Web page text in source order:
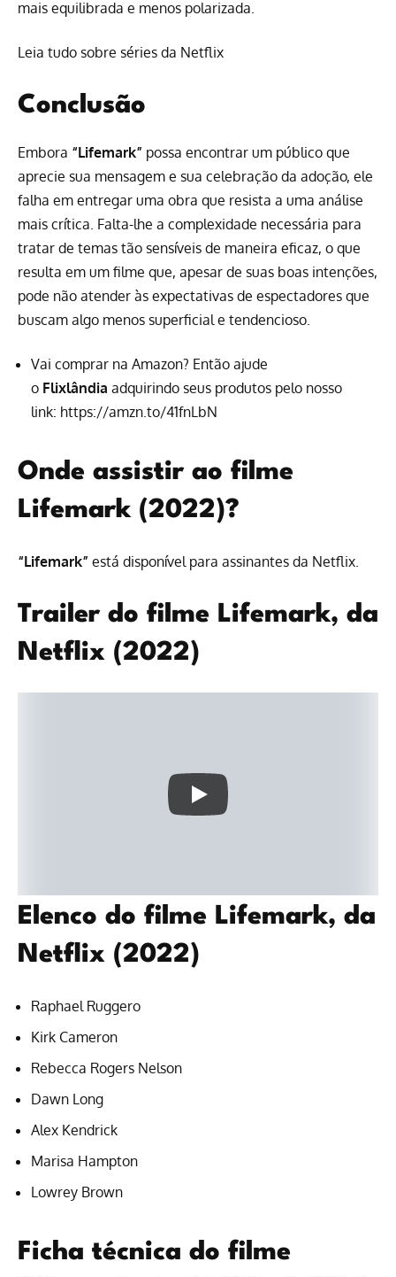
mais equilibrada e menos polarizada.
Leia tudo sobre séries da Netflix
Conclusão
Embora “Lifemark” possa encontrar um público que
aprecie sua mensagem e sua celebração da adoção, ele
falha em entregar uma obra que resista a uma análise
mais crítica. Falta-lhe a complexidade necessária para
tratar de temas tão sensíveis de maneira eficaz, o que
resulta em um filme que, apesar de suas boas intenções,
pode não atender às expectativas de espectadores que
buscam algo menos superficial e tendencioso.
Vai comprar na Amazon? Então ajude
o Flixlândia adquirindo seus produtos pelo nosso
link: https://amzn.to/41fnLbN
Onde assistir ao filme
Lifemark (2022)?
“Lifemark” está disponível para assinantes da Netflix
Trailer do filme Lifemark, da
Netflix (2022)
Elenco do filme Lifemark, da
Netflix (2022)
Raphael Ruggero
Kirk Cameron
Rebecca Rogers Nelson
Dawn Long
Alex Kendrick
Marisa Hampton
Lowrey Brown
Ficha técnica do filme